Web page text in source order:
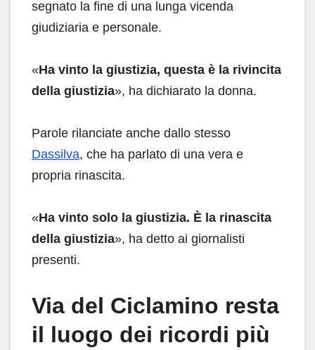
segnato la fine di una lunga vicenda
giudiziaria e personale.
«Ha vinto la giustizia, questa è la rivincita
della giustizia», ha dichiarato la donna.
Parole rilanciate anche dallo stesso
Dassilva, che ha parlato di una vera e
propria rinascita.
«Ha vinto solo la giustizia. È la rinascita
della giustizia», ha detto ai giornalisti
presenti.
Via del Ciclamino resta
il luogo dei ricordi più